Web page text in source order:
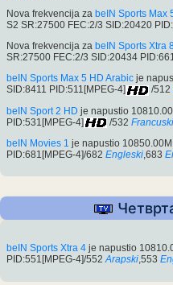
Nova frekvencija za beIN Sports Max
S2 SR:27500 FEC:2/3 SID:20420
Nova frekvencija za beIN Sports Xtra
SR:27500 FEC:2/3 SID:20434
beIN Sports Max 5 HD Arabic je
SID:8411 PID:511[MPEG-4]
/512
beIN Sport 2 HD je napustio
PID:531[MPEG-4]
/532 Francuski
beIN Movies 1 je napustio
PID:681[MPEG-4]/682 Engleski,683
beIN Sports Xtra 4 je napustio
PID:551[MPEG-4]/552 Arapski,553